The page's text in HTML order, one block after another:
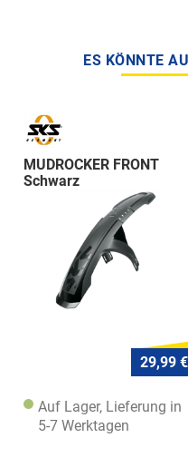
ES KÖNNTE
MUDROCKER FRONT
Schwarz
29,99 €
Auf Lager, Lieferung in
5-7 Werktagen